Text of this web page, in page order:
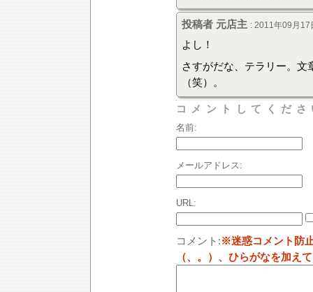
投稿者 元店主 : 2011年09月17
よし！
さすがだな、テラリー。
（笑）。
コメントしてくだ
名前:
メールアドレス:
URL:
コメント:※迷惑コメント防
（、。）、ひらがなを加え